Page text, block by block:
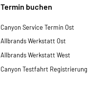
Termin buchen
Canyon Service Termin Ost
Allbrands Werkstatt Ost
Allbrands Werkstatt West
Canyon Testfahrt Registrierung